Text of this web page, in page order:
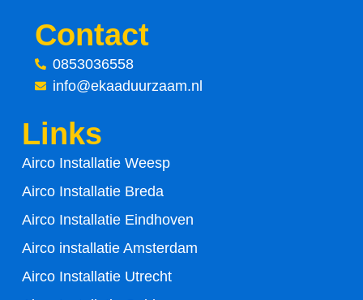
c
e
b
o
k
-
Contact
0853036558
info@ekaaduurzaam.nl
Links
Airco Installatie Weesp
Airco Installatie Breda
Airco Installatie Eindhoven
Airco installatie Amsterdam
Airco Installatie Utrecht